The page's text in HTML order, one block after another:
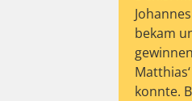
bekam
konnte.